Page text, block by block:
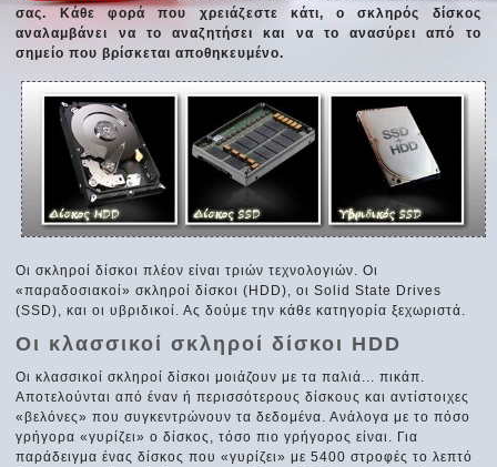
σας. Κάθε φορά που χρειάζεστε κάτι, ο σκληρός δίσκος
αναλαμβάνει να το αναζητήσει και να το ανασύρει από το
σημείο που βρίσκεται αποθηκευμένο.
Οι σκληροί δίσκοι πλέον είναι τριών τεχνολογιών. Οι
«παραδοσιακοί» σκληροί δίσκοι (HDD), οι Solid State Drives
(SSD), και οι υβριδικοί. Ας δούμε την κάθε κατηγορία ξεχωριστά.
Οι κλασσικοί σκληροί δίσκοι HDD
Οι κλασσικοί σκληροί δίσκοι μοιάζουν με τα παλιά... πικάπ.
Αποτελούνται από έναν ή περισσότερους δίσκους και αντίστοιχες
«βελόνες» που συγκεντρώνουν τα δεδομένα. Ανάλογα με το πόσο
γρήγορα «γυρίζει» ο δίσκος, τόσο πιο γρήγορος είναι. Για
παράδειγμα ένας δίσκος που «γυρίζει» με 5400 στροφές το λεπτό